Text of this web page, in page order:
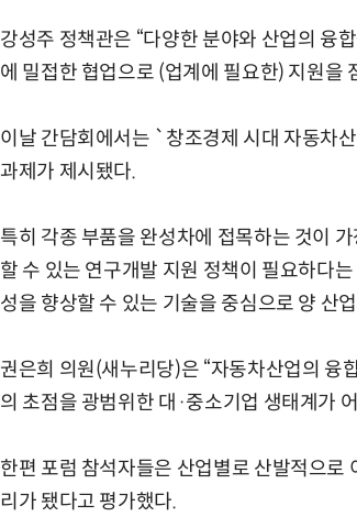
강성주 정책관은 “다양한 분야와 산업의 융
에 밀접한 협업으로 (업계에 필요한) 지원을
이날 간담회에서는 `창조경제 시대 자동차
과제가 제시됐다.
특히 각종 부품을 완성차에 접목하는 것이
할 수 있는 연구개발 지원 정책이 필요하다
성을 향상할 수 있는 기술을 중심으로 양 산
권은희 의원(새누리당)은 “자동차산업의 융
의 초점을 광범위한 대·중소기업 생태계가
한편 포럼 참석자들은 산업별로 산발적으로
리가 됐다고 평가했다.